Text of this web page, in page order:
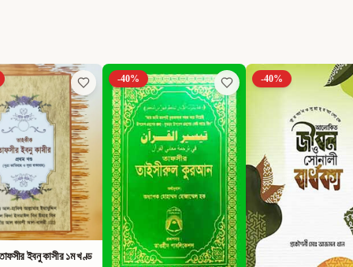
ইবনু কাসীর ১ম খণ্ড
-40% -40%